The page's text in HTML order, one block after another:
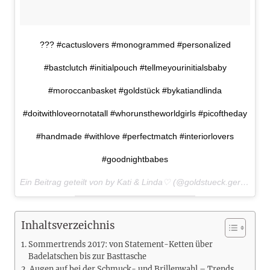
??? #cactuslovers #monogrammed #personalized
#bastclutch #initialpouch #tellmeyourinitialsbaby
#moroccanbasket #goldstück #bykatiandlinda
#doitwithloveornotatall #whorunstheworldgirls #picoftheday
#handmade #withlove #perfectmatch #interiorlovers
#goodnightbabes
Ein Beitrag geteilt von by Kati & Linda♡ (@goldstueck.germany) am
Inhaltsverzeichnis
Sommertrends 2017: von Statement-Ketten über
Badelatschen bis zur Basttasche